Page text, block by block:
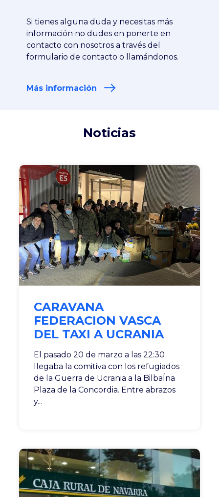
Si tienes alguna duda y necesitas más
información no dudes en ponerte en
contacto con nosotros a través del
formulario de contacto o llamándonos.
Más información
Noticias
CARAVANA
FEDERACION VASCA
DEL TAXI A UCRANIA
El pasado 20 de marzo a las 22:30
llegaba la comitiva con los refugiados
de la Guerra de Ucrania a la BilbaÍna
Plaza de la Concordia. Entre abrazos
y...